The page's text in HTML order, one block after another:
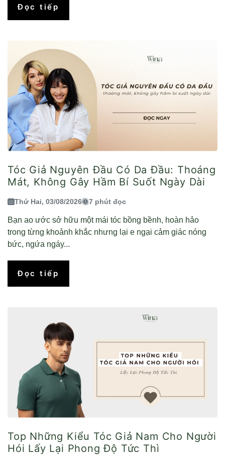
Đọc tiếp
Tóc Giả Nguyên Đầu Có Da Đầu: Thoáng
Mát, Không Gây Hầm Bí Suốt Ngày Dài
Thứ Hai, 03/08/2026 7 phút đọc
Bạn ao ước sở hữu một mái tóc bồng bềnh, hoàn hảo
trong từng khoảnh khắc nhưng lại e ngại cảm giác nóng
bức, ngứa ngáy...
Đọc tiếp
Top Những Kiểu Tóc Giả Nam Cho Người
Hói Lấy Lại Phong Độ Tức Thì